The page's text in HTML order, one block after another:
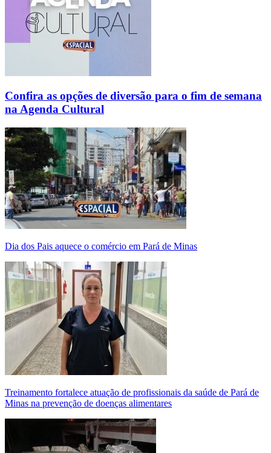
Confira as opções de diversão para o fim de semana
na Agenda Cultural
Dia dos Pais aquece o comércio em Pará de Minas
Treinamento fortalece atuação de profissionais da saúde de Pará de
Minas na prevenção de doenças alimentares